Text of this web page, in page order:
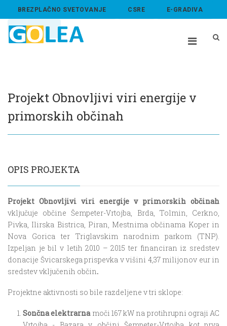
BREZPLAČNO SVETOVANJE CSRE E-GRADIVA
ABOUT US
Projekt Obnovljivi viri energije v
primorskih občinah
OPIS PROJEKTA
Projekt Obnovljivi viri energije v primorskih občinah
vključuje občine Šempeter-Vrtojba, Brda, Tolmin, Cerkno,
Pivka, Ilirska Bistrica, Piran, Mestnima občinama Koper in
Nova Gorica ter Triglavskim narodnim parkom (TNP).
Izpeljan je bil v letih 2010 – 2015 ter financiran iz sredstev
donacije Švicarskega prispevka v višini 4,37 milijonov eur in
sredstev vključenih občin.
Projektne aktivnosti so bile razdeljene v tri sklope:
Sončna elektrarna moči 167 kW na protihrupni ograji AC